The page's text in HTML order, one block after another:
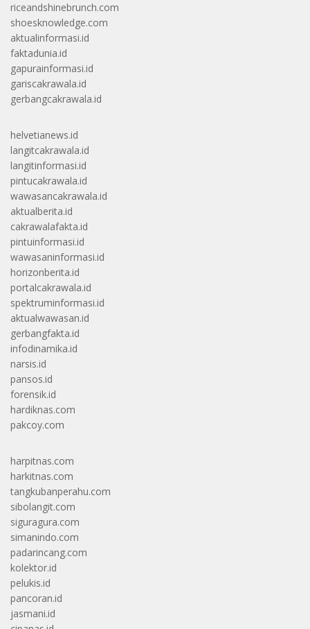
riceandshinebrunch.com
shoesknowledge.com
aktualinformasi.id
faktadunia.id
gapurainformasi.id
gariscakrawala.id
gerbangcakrawala.id
helvetianews.id
langitcakrawala.id
langitinformasi.id
pintucakrawala.id
wawasancakrawala.id
aktualberita.id
cakrawalafakta.id
pintuinformasi.id
wawasaninformasi.id
horizonberita.id
portalcakrawala.id
spektruminformasi.id
aktualwawasan.id
gerbangfakta.id
infodinamika.id
narsis.id
pansos.id
forensik.id
hardiknas.com
pakcoy.com
harpitnas.com
harkitnas.com
tangkubanperahu.com
sibolangit.com
siguragura.com
simanindo.com
padarincang.com
kolektor.id
pelukis.id
pancoran.id
jasmani.id